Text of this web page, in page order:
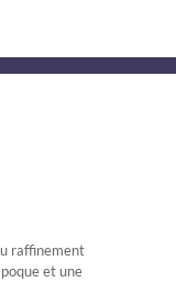
raffinement
et une